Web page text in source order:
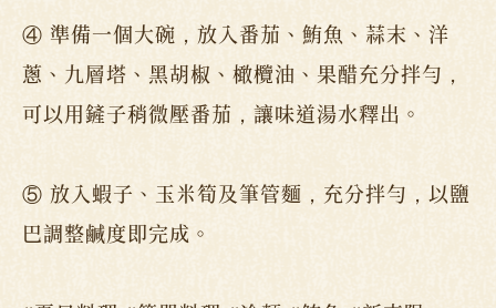
④ 準備一個大碗，放入番茄、鮪魚、蒜末、洋
蔥、九層塔、黑胡椒、橄欖油、果醋充分拌勻，
可以用鏟子稍微壓番茄，讓味道湯水釋出。
⑤ 放入蝦子、玉米筍及筆管麵，充分拌勻，以鹽
巴調整鹹度即完成。